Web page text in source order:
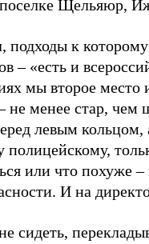
Щельяюр,
подходы к
– «есть и
мы второе
не менее стар, чем
левым кольцом,
полицейскому,
или что похуже
И на
сидеть,